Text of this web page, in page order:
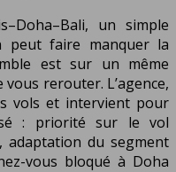
un simple
peut faire manquer la
est sur un même
rerouter. L’agence,
vols et intervient pour
: priorité sur le vol
adaptation du segment
vous bloqué à Doha